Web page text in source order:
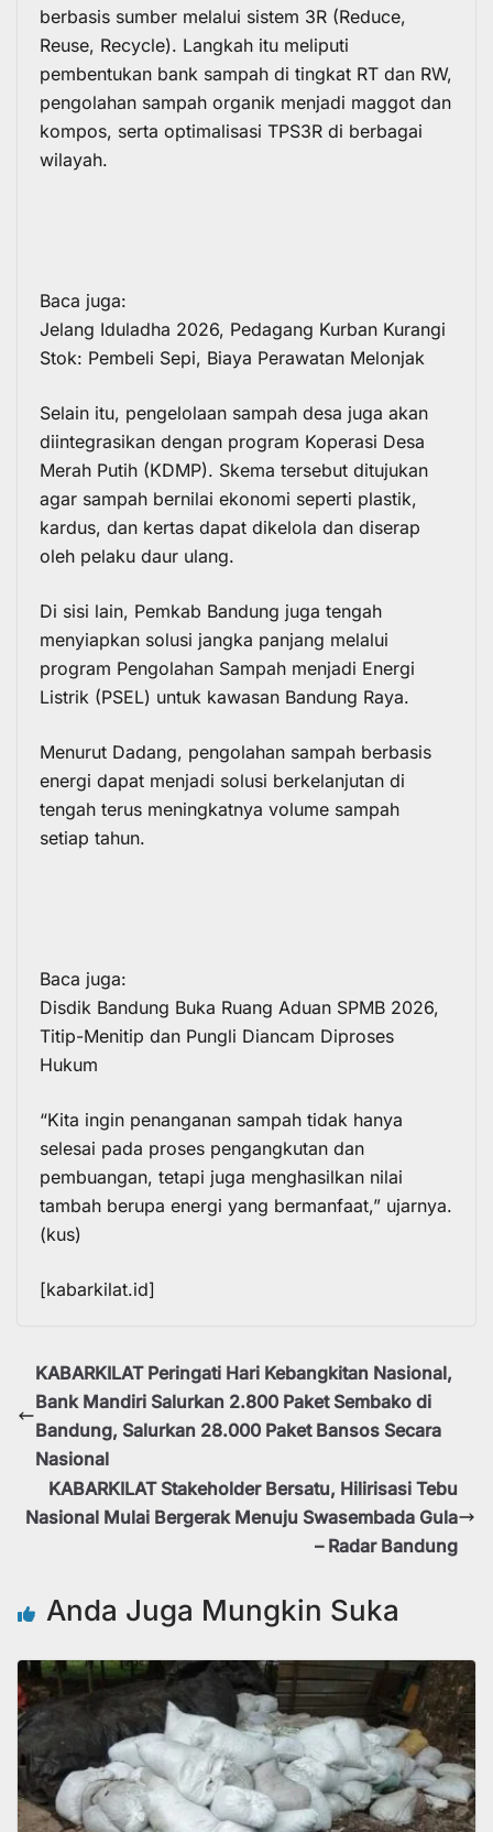
berbasis sumber melalui sistem 3R (Reduce,
Reuse, Recycle). Langkah itu meliputi
pembentukan bank sampah di tingkat RT dan RW,
pengolahan sampah organik menjadi maggot dan
kompos, serta optimalisasi TPS3R di berbagai
wilayah.
Baca juga:
Jelang Iduladha 2026, Pedagang Kurban Kurangi
Stok: Pembeli Sepi, Biaya Perawatan Melonjak
Selain itu, pengelolaan sampah desa juga akan
diintegrasikan dengan program Koperasi Desa
Merah Putih (KDMP). Skema tersebut ditujukan
agar sampah bernilai ekonomi seperti plastik,
kardus, dan kertas dapat dikelola dan diserap
oleh pelaku daur ulang.
Di sisi lain, Pemkab Bandung juga tengah
menyiapkan solusi jangka panjang melalui
program Pengolahan Sampah menjadi Energi
Listrik (PSEL) untuk kawasan Bandung Raya.
Menurut Dadang, pengolahan sampah berbasis
energi dapat menjadi solusi berkelanjutan di
tengah terus meningkatnya volume sampah
setiap tahun.
Baca juga:
Disdik Bandung Buka Ruang Aduan SPMB 2026,
Titip-Menitip dan Pungli Diancam Diproses
Hukum
“Kita ingin penanganan sampah tidak hanya
selesai pada proses pengangkutan dan
pembuangan, tetapi juga menghasilkan nilai
tambah berupa energi yang bermanfaat,” ujarnya.
(kus)
[kabarkilat.id]
KABARKILAT Peringati Hari Kebangkitan Nasional,
Bank Mandiri Salurkan 2.800 Paket Sembako di
Bandung, Salurkan 28.000 Paket Bansos Secara
Nasional
KABARKILAT Stakeholder Bersatu, Hilirisasi Tebu
Nasional Mulai Bergerak Menuju Swasembada Gula
– Radar Bandung
Anda Juga Mungkin Suka